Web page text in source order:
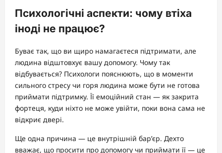
Психологічні аспекти: чому втіха
іноді не працює?
Буває так, що ви щиро намагаєтеся підтримати, але
людина відштовхує вашу допомогу. Чому так
відбувається? Психологи пояснюють, що в моменти
сильного стресу чи горя людина може бути не готова
приймати підтримку. Її емоційний стан — як закрита
фортеця, куди ніхто не може увійти, поки вона сама не
відкриє двері.
Ще одна причина — це внутрішній бар’єр. Дехто
вважає, що просити про допомогу чи приймати її — це